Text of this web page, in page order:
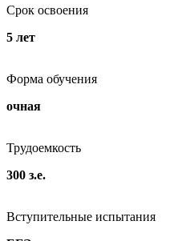
Срок освоения
5 лет
Форма обучения
очная
Трудоемкость
300 з.е.
Вступительные испытания